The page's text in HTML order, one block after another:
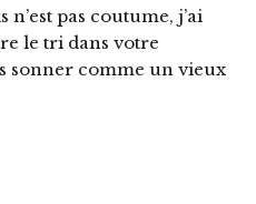
pas coutume, j’ai
le tri dans votre
sonner comme un vieux